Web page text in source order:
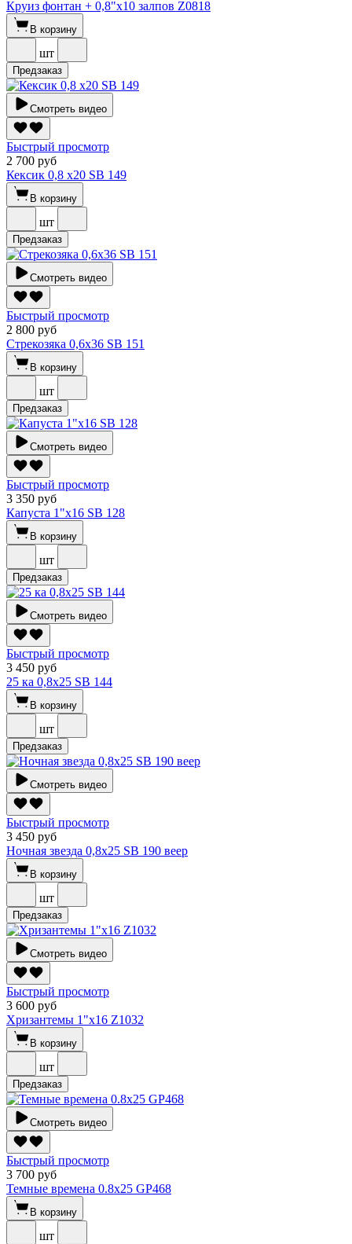
Круиз фонтан + 0,8"х10 залпов Z0818
В корзину
шт
Предзаказ
Смотреть видео
Быстрый просмотр
2 700 руб
Кексик 0,8 х20 SВ 149
В корзину
шт
Предзаказ
Смотреть видео
Быстрый просмотр
2 800 руб
Стрекозяка 0,6х36 SВ 151
В корзину
шт
Предзаказ
Смотреть видео
Быстрый просмотр
3 350 руб
Капуста 1"х16 SВ 128
В корзину
шт
Предзаказ
Смотреть видео
Быстрый просмотр
3 450 руб
25 ка 0,8х25 SВ 144
В корзину
шт
Предзаказ
Смотреть видео
Быстрый просмотр
3 450 руб
Ночная звезда 0,8х25 SВ 190 веер
В корзину
шт
Предзаказ
Смотреть видео
Быстрый просмотр
3 600 руб
Хризантемы 1"х16 Z1032
В корзину
шт
Предзаказ
Смотреть видео
Быстрый просмотр
3 700 руб
Темные времена 0.8х25 GP468
В корзину
шт